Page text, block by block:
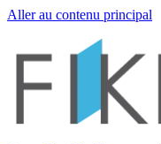
Aller au contenu principal